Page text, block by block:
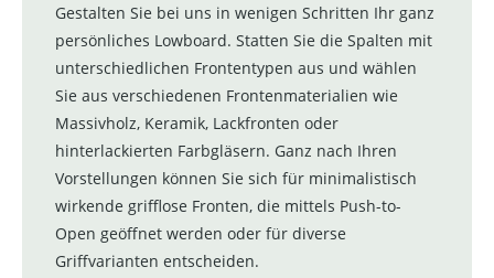
Gestalten Sie bei uns in wenigen Schritten Ihr ganz
persönliches Lowboard. Statten Sie die Spalten mit
unterschiedlichen Frontentypen aus und wählen
Sie aus verschiedenen Frontenmaterialien wie
Massivholz, Keramik, Lackfronten oder
hinterlackierten Farbgläsern. Ganz nach Ihren
Vorstellungen können Sie sich für minimalistisch
wirkende grifflose Fronten, die mittels Push-to-
Open geöffnet werden oder für diverse
Griffvarianten entscheiden.